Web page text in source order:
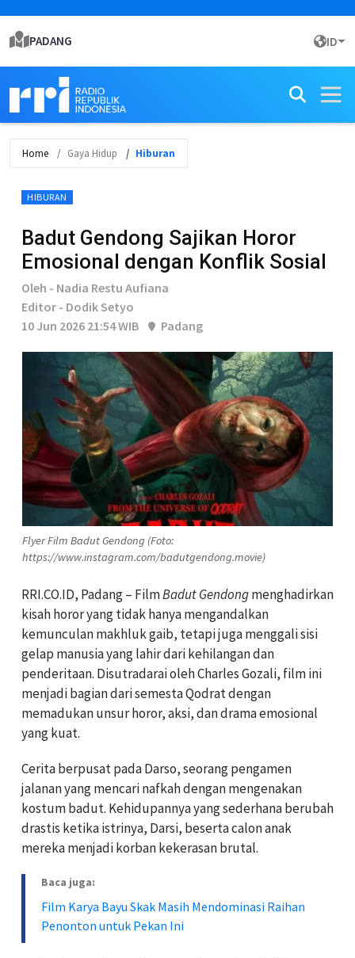
PADANG ID
Home Gaya Hidup Hiburan
HIBURAN
Badut Gendong Sajikan Horor
Emosional dengan Konflik Sosial
Oleh - Nadia Restu Aufiana
Editor - Dodik Setyo
10 Jun 2026 21:54 WIB
Padang
Flyer Film Badut Gendong (Foto:
https://www.instagram.com/badutgendong.movie)
RRI.CO.ID, Padang – FilmBadut Gendongmenghadirkan
kisah horor yang tidak hanya mengandalkan
kemunculan makhluk gaib, tetapi juga menggali sisi
gelap manusia yang lahir dari kehilangan dan
penderitaan. Disutradarai oleh Charles Gozali, film ini
menjadi bagian dari semesta Qodrat dengan
memadukan unsur horor, aksi, dan drama emosional
yang kuat.
Cerita berpusat pada Darso, seorang pengamen
jalanan yang mencari nafkah dengan mengenakan
kostum badut. Kehidupannya yang sederhana berubah
drastis ketika istrinya, Darsi, beserta calon anak
mereka menjadi korban kekerasan brutal.
Baca juga:
Film Karya Bayu Skak Masih Mendominasi Raihan
Penonton untuk Pekan Ini